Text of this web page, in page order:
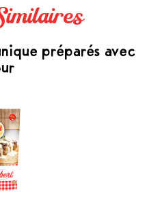
préparés avec